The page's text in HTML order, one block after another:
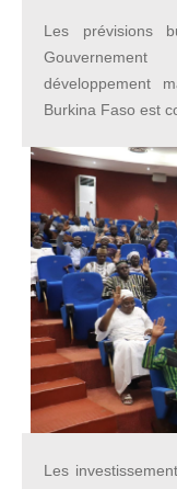
Les prévisions
développement
Burkina Faso est
Les